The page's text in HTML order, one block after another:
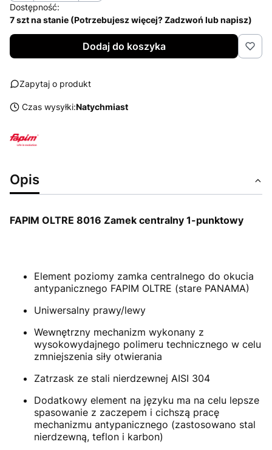
Dostępność:
7 szt na stanie (Potrzebujesz więcej? Zadzwoń lub napisz)
Dodaj do koszyka
Zapytaj o produkt
Czas wysyłki:Natychmiast
Opis
FAPIM OLTRE 8016 Zamek centralny 1-punktowy
Element poziomy zamka centralnego do okucia
antypanicznego FAPIM OLTRE (stare PANAMA)
Uniwersalny prawy/lewy
Wewnętrzny mechanizm wykonany z
wysokowydajnego polimeru technicznego w celu
zmniejszenia siły otwierania
Zatrzask ze stali nierdzewnej AISI 304
Dodatkowy element na języku ma na celu lepsze
spasowanie z zaczepem i cichszą pracę
mechanizmu antypanicznego (zastosowano stal
nierdzewną, teflon i karbon)